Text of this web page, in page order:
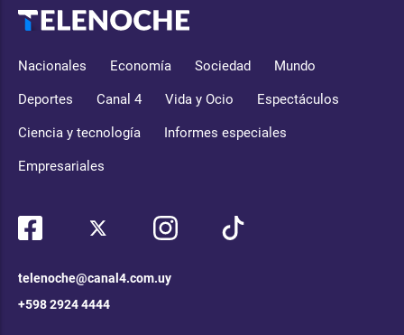
Nacionales Economía Sociedad Mundo
Deportes Canal 4 Vida y Ocio Espectáculos
Ciencia y tecnología Informes especiales
Empresariales
telenoche@canal4.com.uy
+598 2924 4444